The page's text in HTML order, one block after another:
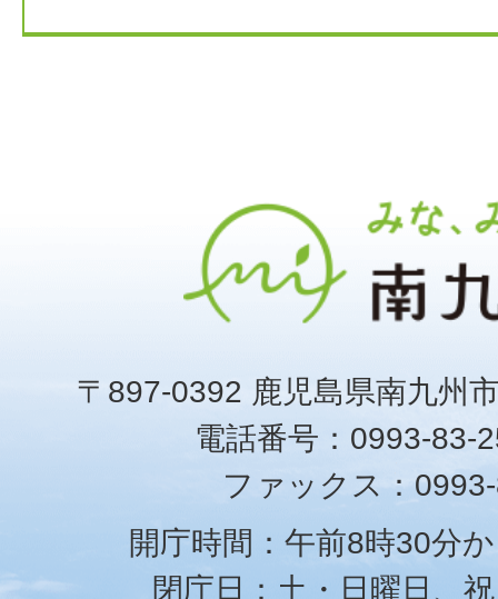
〒897-0392 鹿児島県南九州
電話番号：0993-83-
ファックス：
開庁時間：午前8時30分
閉庁日：土・日曜日、